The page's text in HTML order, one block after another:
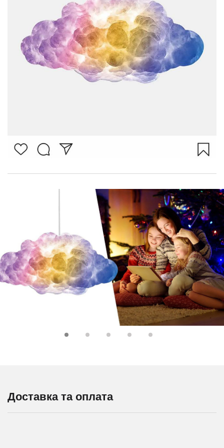
Доставка та оплата